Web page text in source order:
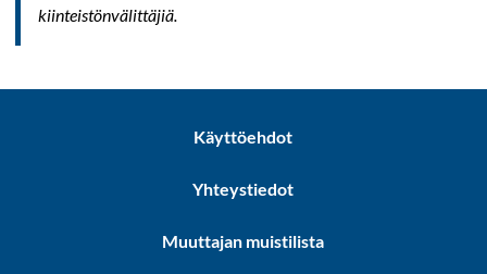
kiinteistönvälittäjiä.
Käyttöehdot
Yhteystiedot
Muuttajan muistilista